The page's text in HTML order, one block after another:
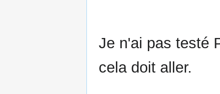
Je n'ai pas testé
cela doit aller.